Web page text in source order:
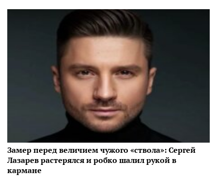
Замер перед величием чужого «ствола»: Сергей
Лазарев растерялся и робко шалил рукой в
кармане